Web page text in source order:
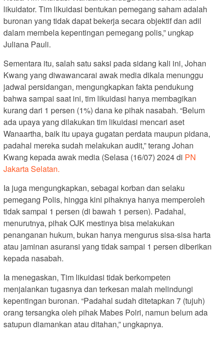
likuidator. Tim likuidasi bentukan pemegang saham adalah
buronan yang tidak dapat bekerja secara objektif dan adil
dalam membela kepentingan pemegang polis,” ungkap
Juliana Pauli.
Sementara itu, salah satu saksi pada sidang kali ini, Johan
Kwang yang diwawancarai awak media dikala menunggu
jadwal persidangan, mengungkapkan fakta pendukung
bahwa sampai saat ini, tim likuidasi hanya membagikan
kurang dari 1 persen (1%) dana ke pihak nasabah. “Belum
ada upaya yang dilakukan tim likuidasi mencari aset
Wanaartha, baik itu upaya gugatan perdata maupun pidana,
padahal mereka sudah melakukan audit,” terang Johan
Kwang kepada awak media (Selasa (16/07) 2024 di PN
Jakarta Selatan.
Ia juga mengungkapkan, sebagai korban dan selaku
pemegang Polis, hingga kini pihaknya hanya memperoleh
tidak sampai 1 persen (di bawah 1 persen). Padahal,
menurutnya, pihak OJK mestinya bisa melakukan
penanganan hukum, bukan hanya mengurus sisa-sisa harta
atau jaminan asuransi yang tidak sampai 1 persen diberikan
kepada nasabah.
Ia menegaskan, Tim likuidasi tidak berkompeten
menjalankan tugasnya dan terkesan malah melindungi
kepentingan buronan. “Padahal sudah ditetapkan 7 (tujuh)
orang tersangka oleh pihak Mabes Polri, namun belum ada
satupun diamankan atau ditahan,” ungkapnya.